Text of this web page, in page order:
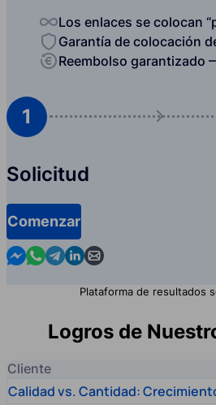
Los enlaces se colocan
Garantía de colocación
Reembolso garantizado
1
Solicitud
Comenzar
Contact us in Messenger
Contact us in WhatsApp
Contact us in Telegram
Contact us in Linkedin
Contact us by email
Plataforma de resultados
Logros de
Cliente
Calidad vs. Cantidad: